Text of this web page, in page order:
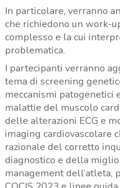
In particolare, verranno
che richiedono un work-
complesso e la cui
problematica.
I partecipanti verranno
tema di screening
meccanismi patogenetici
malattie del muscolo
delle alterazioni ECG e
imaging cardiovascolare
razionale del corretto
diagnostico e della
management dell’atleta,